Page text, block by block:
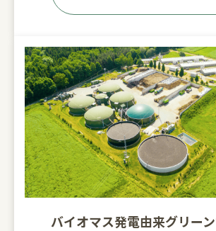
バイオマス発電由来グリー